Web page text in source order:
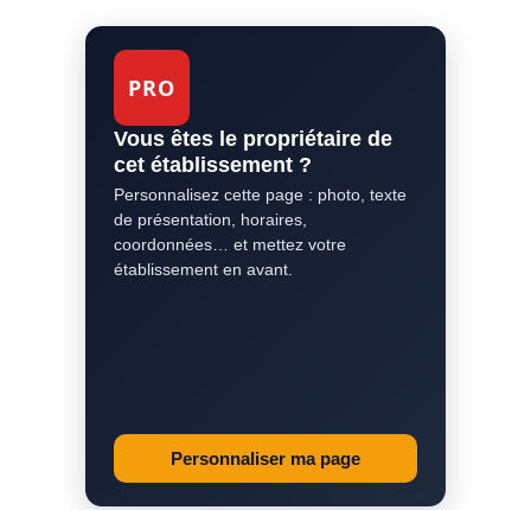
PRO
Vous êtes le propriétaire de
cet établissement ?
Personnalisez cette page : photo, texte
de présentation, horaires,
coordonnées… et mettez votre
établissement en avant.
Personnaliser ma page